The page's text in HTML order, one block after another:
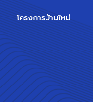
โครงการบ้านใหม่